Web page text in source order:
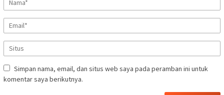
Simpan nama, email, dan situs web saya pada peramban ini untuk
komentar saya berikutnya.